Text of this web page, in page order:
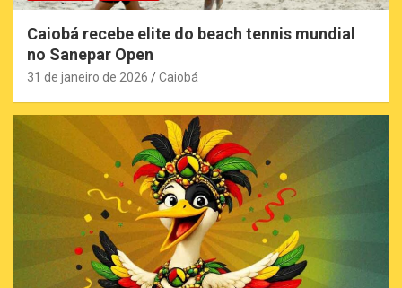
Caiobá recebe elite do beach tennis mundial
no Sanepar Open
31 de janeiro de 2026 Caiobá